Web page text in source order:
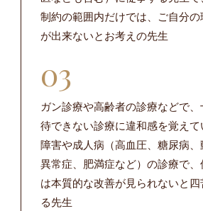
制約の範囲内だけでは、ご自分
が出来ないとお考えの先生
ガン診療や高齢者の診療などで
待できない診療に違和感を覚え
障害や成人病（高血圧、糖尿病
異常症、肥満症など）の診療で
は本質的な改善が見られないと
る先生